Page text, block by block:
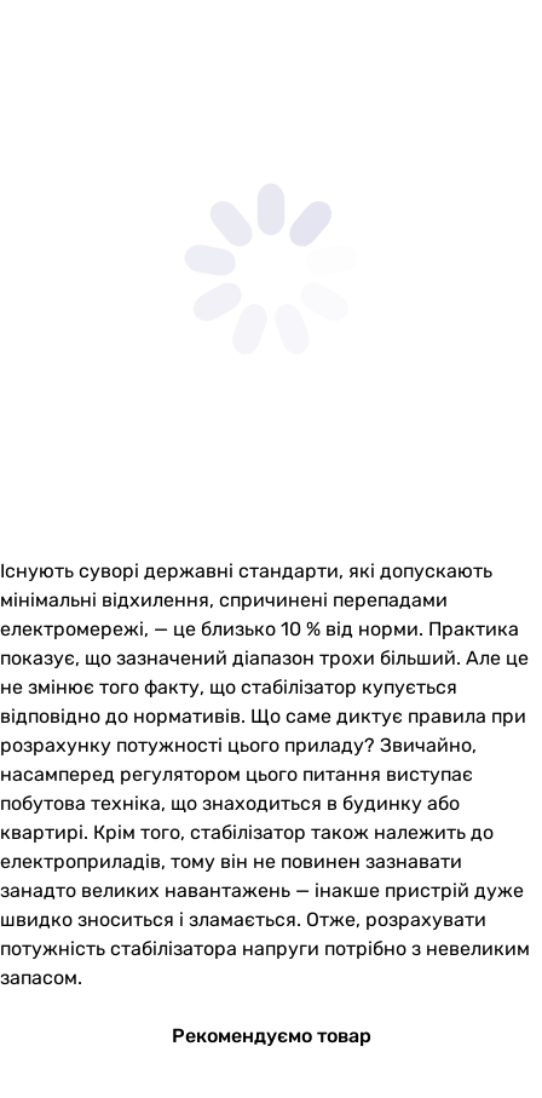
Існують суворі державні стандарти, які допускають
мінімальні відхилення, спричинені перепадами
електромережі, — це близько 10 % від норми. Практика
показує, що зазначений діапазон трохи більший. Але це
не змінює того факту, що стабілізатор купується
відповідно до нормативів. Що саме диктує правила при
розрахунку потужності цього приладу? Звичайно,
насамперед регулятором цього питання виступає
побутова техніка, що знаходиться в будинку або
квартирі. Крім того, стабілізатор також належить до
електроприладів, тому він не повинен зазнавати
занадто великих навантажень — інакше пристрій дуже
швидко зноситься і зламається. Отже, розрахувати
потужність стабілізатора напруги потрібно з невеликим
запасом.
Рекомендуємо товар